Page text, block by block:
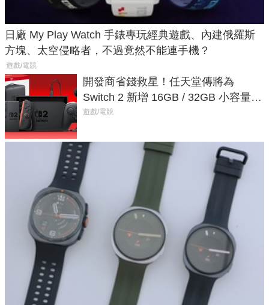
日廠 My Play Watch 手錶專玩經典遊戲、內建俄羅斯
方塊、太空侵略者，不過竟然不能連手機？
遊戲/電競
開發商省錢救星！任天堂傳將為
Switch 2 新增 16GB / 32GB 小容量遊
戲卡的選擇
遊戲/電競